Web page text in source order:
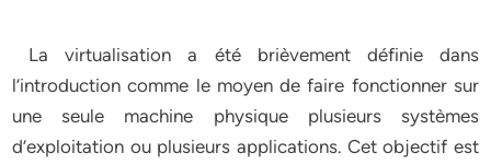
La virtualisation a été brièvement définie dans
l’introduction comme le moyen de faire fonctionner sur
une seule machine physique plusieurs systèmes
d’exploitation ou plusieurs applications. Cet objectif est